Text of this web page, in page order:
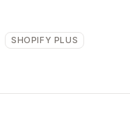
SHOPIFY PLUS